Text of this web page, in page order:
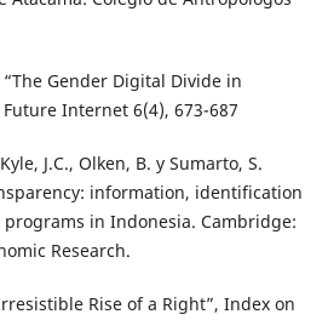
Gender Digital Divide in
Internet 6(4), 673-687
J.C., Olken, B. y Sumarto, S.
information, identification
in Indonesia. Cambridge:
Research.
Rise of a Right”, Index on